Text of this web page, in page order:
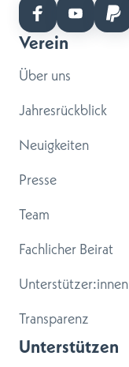
Verein
Über uns
Jahresrückblick
Neuigkeiten
Presse
Team
Fachlicher Beirat
Unterstützer:innen
Transparenz
Unterstützen